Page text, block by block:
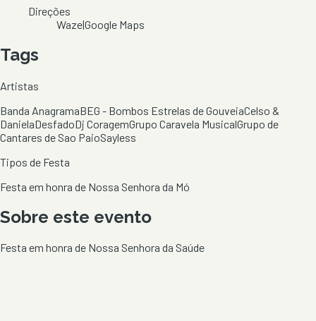
Direções
Waze|Google Maps
Tags
Artistas
Banda AnagramaBEG - Bombos Estrelas de GouveiaCelso &
DanielaDesfadoDj CoragemGrupo Caravela MusicalGrupo de
Cantares de Sao PaioSayless
Tipos de Festa
Festa em honra de Nossa Senhora da Mó
Sobre este evento
Festa em honra de Nossa Senhora da Saúde